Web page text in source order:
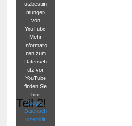
utzbestim
mungen
von
YouTube.
Mehr
Informatio
nen zum
Datensch
utz von
YouTube
finden Sie
hier
Google –
Datensch
utzerklär
Teil 2!